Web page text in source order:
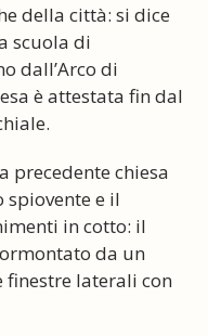
della città: si dice
scuola di
dall’Arco di
è attestata fin dal
precedente chiesa
e il
in cotto: il
da un
finestre laterali con